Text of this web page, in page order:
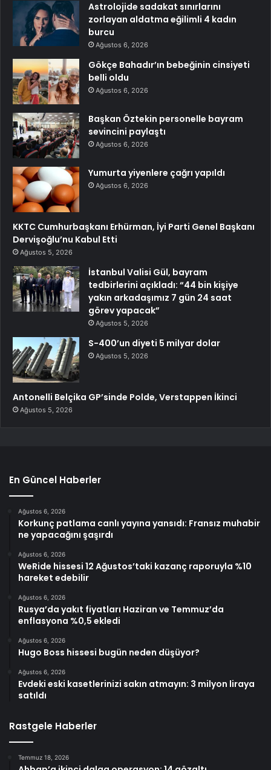
Astrolojide sadakat sınırlarını
zorlayan aldatma eğilimli 4 kadın
burcu
Ağustos 6, 2026
Gökçe Bahadır’ın bebeğinin cinsiyeti
belli oldu
Ağustos 6, 2026
Başkan Öztekin personelle bayram
sevincini paylaştı
Ağustos 6, 2026
Yumurta yiyenlere çağrı yapıldı
Ağustos 6, 2026
KKTC Cumhurbaşkanı Erhürman, İyi Parti Genel Başkanı
Dervişoğlu’nu Kabul Etti
Ağustos 5, 2026
İstanbul Valisi Gül, bayram
tedbirlerini açıkladı: “44 bin kişiye
yakın arkadaşımız 7 gün 24 saat
görev yapacak”
Ağustos 5, 2026
S-400’un diyeti 5 milyar dolar
Ağustos 5, 2026
Antonelli Belçika GP’sinde Polde, Verstappen İkinci
Ağustos 5, 2026
En Güncel Haberler
Ağustos 6, 2026
Korkunç patlama canlı yayına yansıdı: Fransız muhabir
ne yapacağını şaşırdı
Ağustos 6, 2026
WeRide hissesi 12 Ağustos’taki kazanç raporuyla %10
hareket edebilir
Ağustos 6, 2026
Rusya’da yakıt fiyatları Haziran ve Temmuz’da
enflasyona %0,5 ekledi
Ağustos 6, 2026
Hugo Boss hissesi bugün neden düşüyor?
Ağustos 6, 2026
Evdeki eski kasetlerinizi sakın atmayın: 3 milyon liraya
satıldı
Rastgele Haberler
Temmuz 18, 2026